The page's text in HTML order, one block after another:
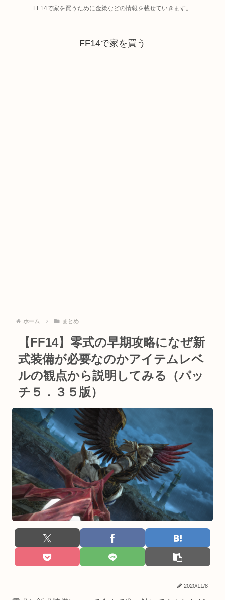
FF14で家を買うために金策などの情報を載せていきます。
FF14で家を買う
ホーム まとめ
【FF14】零式の早期攻略になぜ新
式装備が必要なのかアイテムレベ
ルの観点から説明してみる（パッ
チ５．３５版）
2020/11/8